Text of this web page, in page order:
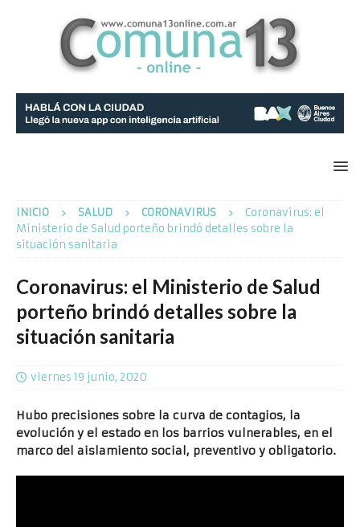
INICIO SALUD CORONAVIRUS
Coronavirus: el
Ministerio de Salud porteño brindó detalles sobre la
situación sanitaria
Coronavirus: el Ministerio de Salud
porteño brindó detalles sobre la
situación sanitaria
viernes 19 junio, 2020
Hubo precisiones sobre la curva de contagios, la
evolución y el estado en los barrios vulnerables, en el
marco del aislamiento social, preventivo y obligatorio.